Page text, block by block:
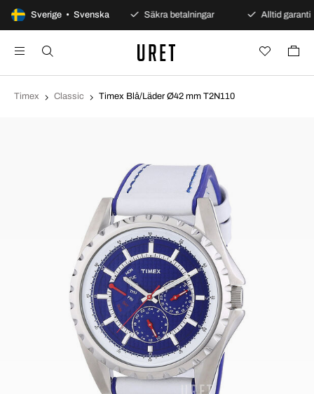
Sverige • Svenska
100 dagars öppet köp Säkra betalningar Alltid garanti
Timex Classic Timex Blå/Läder Ø42 mm T2N110